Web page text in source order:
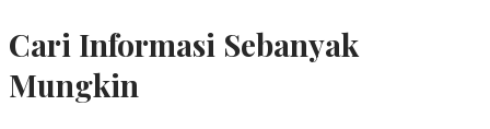
Cari Informasi Sebanyak
Mungkin